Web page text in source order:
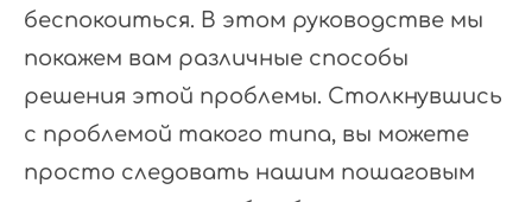
беспокоиться. В этом руководстве мы
покажем вам различные способы
решения этой проблемы. Столкнувшись
с проблемой такого типа, вы можете
просто следовать нашим пошаговым